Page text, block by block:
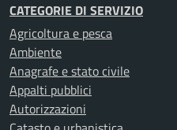
CATEGORIE DI SERVIZIO
Agricoltura e pesca
Ambiente
Anagrafe e stato civile
Appalti pubblici
Autorizzazioni